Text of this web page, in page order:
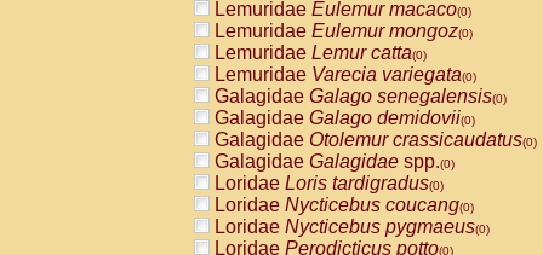
Lemuridae Eulemur macaco(0)
Lemuridae Eulemur mongoz(0)
Lemuridae Lemur catta(0)
Lemuridae Varecia variegata(0)
Galagidae Galago senegalensis(0)
Galagidae Galago demidovii(0)
Galagidae Otolemur crassicaudatus(0)
Galagidae Galagidae spp.(0)
Loridae Loris tardigradus(0)
Loridae Nycticebus coucang(0)
Loridae Nycticebus pygmaeus(0)
Loridae Perodicticus potto(0)